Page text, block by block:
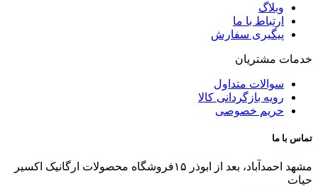
وبلاگ
ارتباط با ما
پیگیری سفارش
خدمات مشتریان
سوالات متداول
رویه بازگردانی کالا
حریم خصوصی
تماس با ما
مشهد احمدآباد، بعد از ابوذر ۱۵فروشگاه محصولات ارگانیک اکسیر
حیات